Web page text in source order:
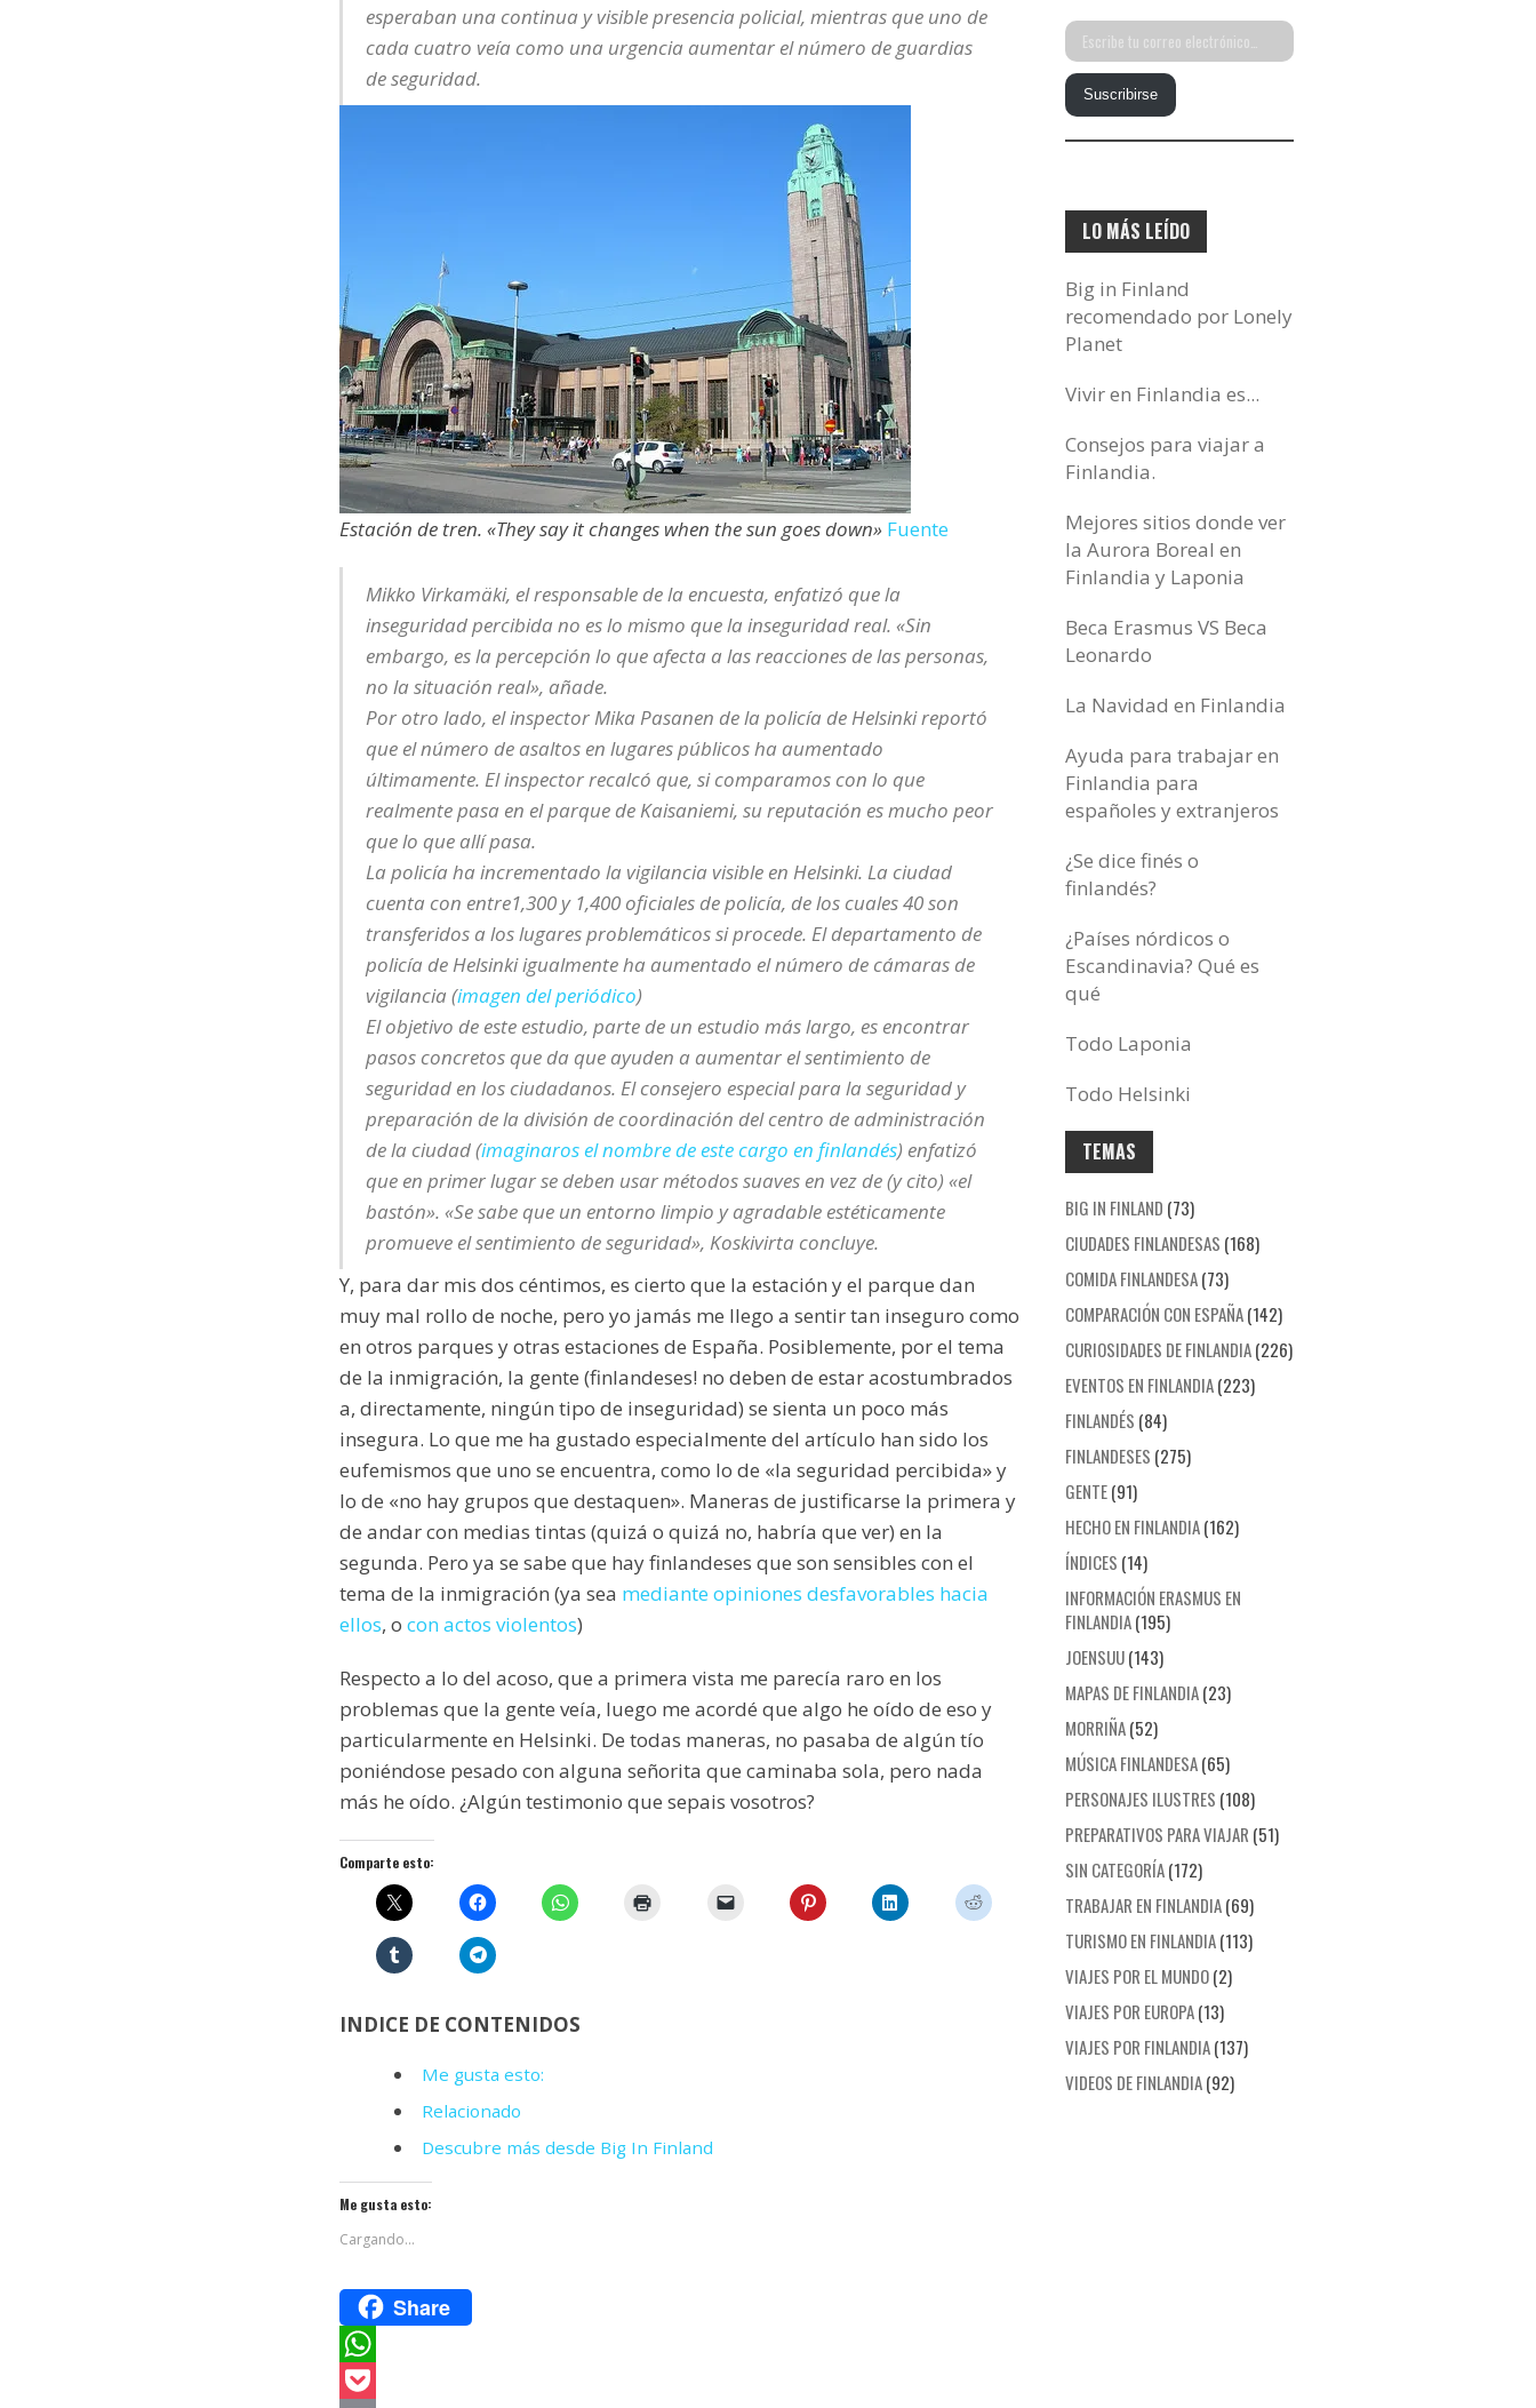
esperaban una continua y visible presencia policial, mientras que uno de
cada cuatro veía como una urgencia aumentar el número de guardias
de seguridad.
Estación de tren. «They say it changes when the sun goes down» Fuente
Mikko Virkamäki, el responsable de la encuesta, enfatizó que la
inseguridad percibida no es lo mismo que la inseguridad real. «Sin
embargo, es la percepción lo que afecta a las reacciones de las personas,
no la situación real», añade.
Por otro lado, el inspector Mika Pasanen de la policía de Helsinki reportó
que el número de asaltos en lugares públicos ha aumentado
últimamente. El inspector recalcó que, si comparamos con lo que
realmente pasa en el parque de Kaisaniemi, su reputación es mucho peor
que lo que allí pasa.
La policía ha incrementado la vigilancia visible en Helsinki. La ciudad
cuenta con entre1,300 y 1,400 oficiales de policía, de los cuales 40 son
transferidos a los lugares problemáticos si procede. El departamento de
policía de Helsinki igualmente ha aumentado el número de cámaras de
vigilancia (imagen del periódico)
El objetivo de este estudio, parte de un estudio más largo, es encontrar
pasos concretos que da que ayuden a aumentar el sentimiento de
seguridad en los ciudadanos. El consejero especial para la seguridad y
preparación de la división de coordinación del centro de administración
de la ciudad (imaginaros el nombre de este cargo en finlandés) enfatizó
que en primer lugar se deben usar métodos suaves en vez de (y cito) «el
bastón». «Se sabe que un entorno limpio y agradable estéticamente
promueve el sentimiento de seguridad», Koskivirta concluye.
Y, para dar mis dos céntimos, es cierto que la estación y el parque dan
muy mal rollo de noche, pero yo jamás me llego a sentir tan inseguro como
en otros parques y otras estaciones de España. Posiblemente, por el tema
de la inmigración, la gente (finlandeses! no deben de estar acostumbrados
a, directamente, ningún tipo de inseguridad) se sienta un poco más
insegura. Lo que me ha gustado especialmente del artículo han sido los
eufemismos que uno se encuentra, como lo de «la seguridad percibida» y
lo de «no hay grupos que destaquen». Maneras de justificarse la primera y
de andar con medias tintas (quizá o quizá no, habría que ver) en la
segunda. Pero ya se sabe que hay finlandeses que son sensibles con el
tema de la inmigración (ya sea mediante opiniones desfavorables hacia
ellos, o con actos violentos)
Respecto a lo del acoso, que a primera vista me parecía raro en los
problemas que la gente veía, luego me acordé que algo he oído de eso y
particularmente en Helsinki. De todas maneras, no pasaba de algún tío
poniéndose pesado con alguna señorita que caminaba sola, pero nada
más he oído. ¿Algún testimonio que sepais vosotros?
Comparte esto:
INDICE DE CONTENIDOS
Me gusta esto:
Relacionado
Descubre más desde Big In Finland
Me gusta esto:
Cargando...
Share
W
Escribe
tu
correo
electrónico…
Suscribirse
LO MÁS LEÍDO
Big in Finland
recomendado por Lonely
Planet
Vivir en Finlandia es...
Consejos para viajar a
Finlandia.
Mejores sitios donde ver
la Aurora Boreal en
Finlandia y Laponia
Beca Erasmus VS Beca
Leonardo
La Navidad en Finlandia
Ayuda para trabajar en
Finlandia para
españoles y extranjeros
¿Se dice finés o
finlandés?
¿Países nórdicos o
Escandinavia? Qué es
qué
Todo Laponia
Todo Helsinki
TEMAS
BIG IN FINLAND (73)
CIUDADES FINLANDESAS (168)
COMIDA FINLANDESA(73)
COMPARACIÓN CON ESPAÑA(142)
CURIOSIDADES DE FINLANDIA(226)
EVENTOS EN FINLANDIA(223)
FINLANDÉS (84)
FINLANDESES (275)
GENTE(91)
HECHO EN FINLANDIA(162)
ÍNDICES (14)
INFORMACIÓN ERASMUS EN
FINLANDIA(195)
JOENSUU(143)
MAPAS DE FINLANDIA(23)
MORRIÑA(52)
MÚSICA FINLANDESA(65)
PERSONAJES ILUSTRES (108)
PREPARATIVOS PARA VIAJAR (51)
SIN CATEGORÍA(172)
TRABAJAR EN FINLANDIA(69)
TURISMO EN FINLANDIA(113)
VIAJES POR EL MUNDO(2)
VIAJES POR EUROPA(13)
VIAJES POR FINLANDIA(137)
VIDEOS DE FINLANDIA(92)